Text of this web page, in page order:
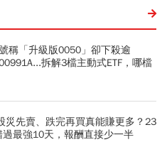
稱「升級版0050」卻下殺逾
拆解3檔主動式ETF，哪檔
災先賣、跌完再買真能賺更多？23
最強10天，報酬直接少一半